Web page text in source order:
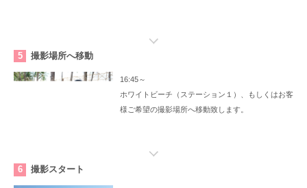
5 撮影場所へ移動
16:45～
ホワイトビーチ（ステーション１）、もしくはお客
様ご希望の撮影場所へ移動致します。
6 撮影スタート